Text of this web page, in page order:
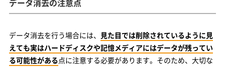
データ消去の注意点
データ消去を行う場合には、 見た目では削除されているように見
えても実はハードディスクや記憶メディアにはデータが残ってい
る可能性がある点に注意する必要があります。そのため、大切な